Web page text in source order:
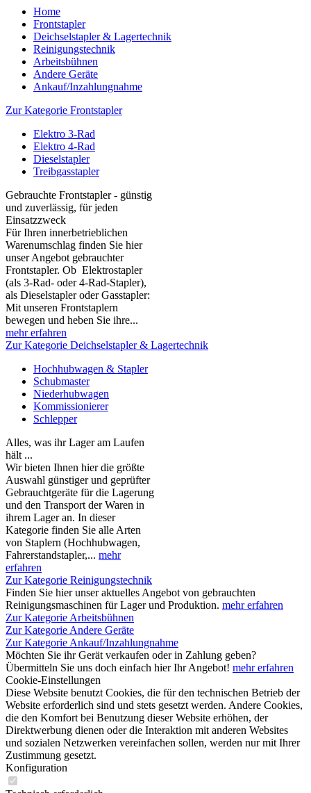
Home
Frontstapler
Deichselstapler & Lagertechnik
Reinigungstechnik
Arbeitsbühnen
Andere Geräte
Ankauf/Inzahlungnahme
Zur Kategorie Frontstapler
Elektro 3-Rad
Elektro 4-Rad
Dieselstapler
Treibgasstapler
Gebrauchte Frontstapler - günstig
und zuverlässig, für jeden
Einsatzzweck
Für Ihren innerbetrieblichen
Warenumschlag finden Sie hier
unser Angebot gebrauchter
Frontstapler. Ob Elektrostapler
(als 3-Rad- oder 4-Rad-Stapler),
als Dieselstapler oder Gasstapler:
Mit unseren Frontstaplern
bewegen und heben Sie ihre...
mehr erfahren
Zur Kategorie Deichselstapler & Lagertechnik
Hochhubwagen & Stapler
Schubmaster
Niederhubwagen
Kommissionierer
Schlepper
Alles, was ihr Lager am Laufen
hält ...
Wir bieten Ihnen hier die größte
Auswahl günstiger und geprüfter
Gebrauchtgeräte für die Lagerung
und den Transport der Waren in
ihrem Lager an. In dieser
Kategorie finden Sie alle Arten
von Staplern (Hochhubwagen,
Fahrerstandstapler,... mehr
erfahren
Zur Kategorie Reinigungstechnik
Finden Sie hier unser aktuelles Angebot von gebrauchten
Reinigungsmaschinen für Lager und Produktion. mehr erfahren
Zur Kategorie Arbeitsbühnen
Zur Kategorie Andere Geräte
Zur Kategorie Ankauf/Inzahlungnahme
Möchten Sie ihr Gerät verkaufen oder in Zahlung geben?
Übermitteln Sie uns doch einfach hier Ihr Angebot! mehr erfahren
Cookie-Einstellungen
Diese Website benutzt Cookies, die für den technischen Betrieb der
Website erforderlich sind und stets gesetzt werden. Andere Cookies,
die den Komfort bei Benutzung dieser Website erhöhen, der
Direktwerbung dienen oder die Interaktion mit anderen Websites
und sozialen Netzwerken vereinfachen sollen, werden nur mit Ihrer
Zustimmung gesetzt.
Konfiguration